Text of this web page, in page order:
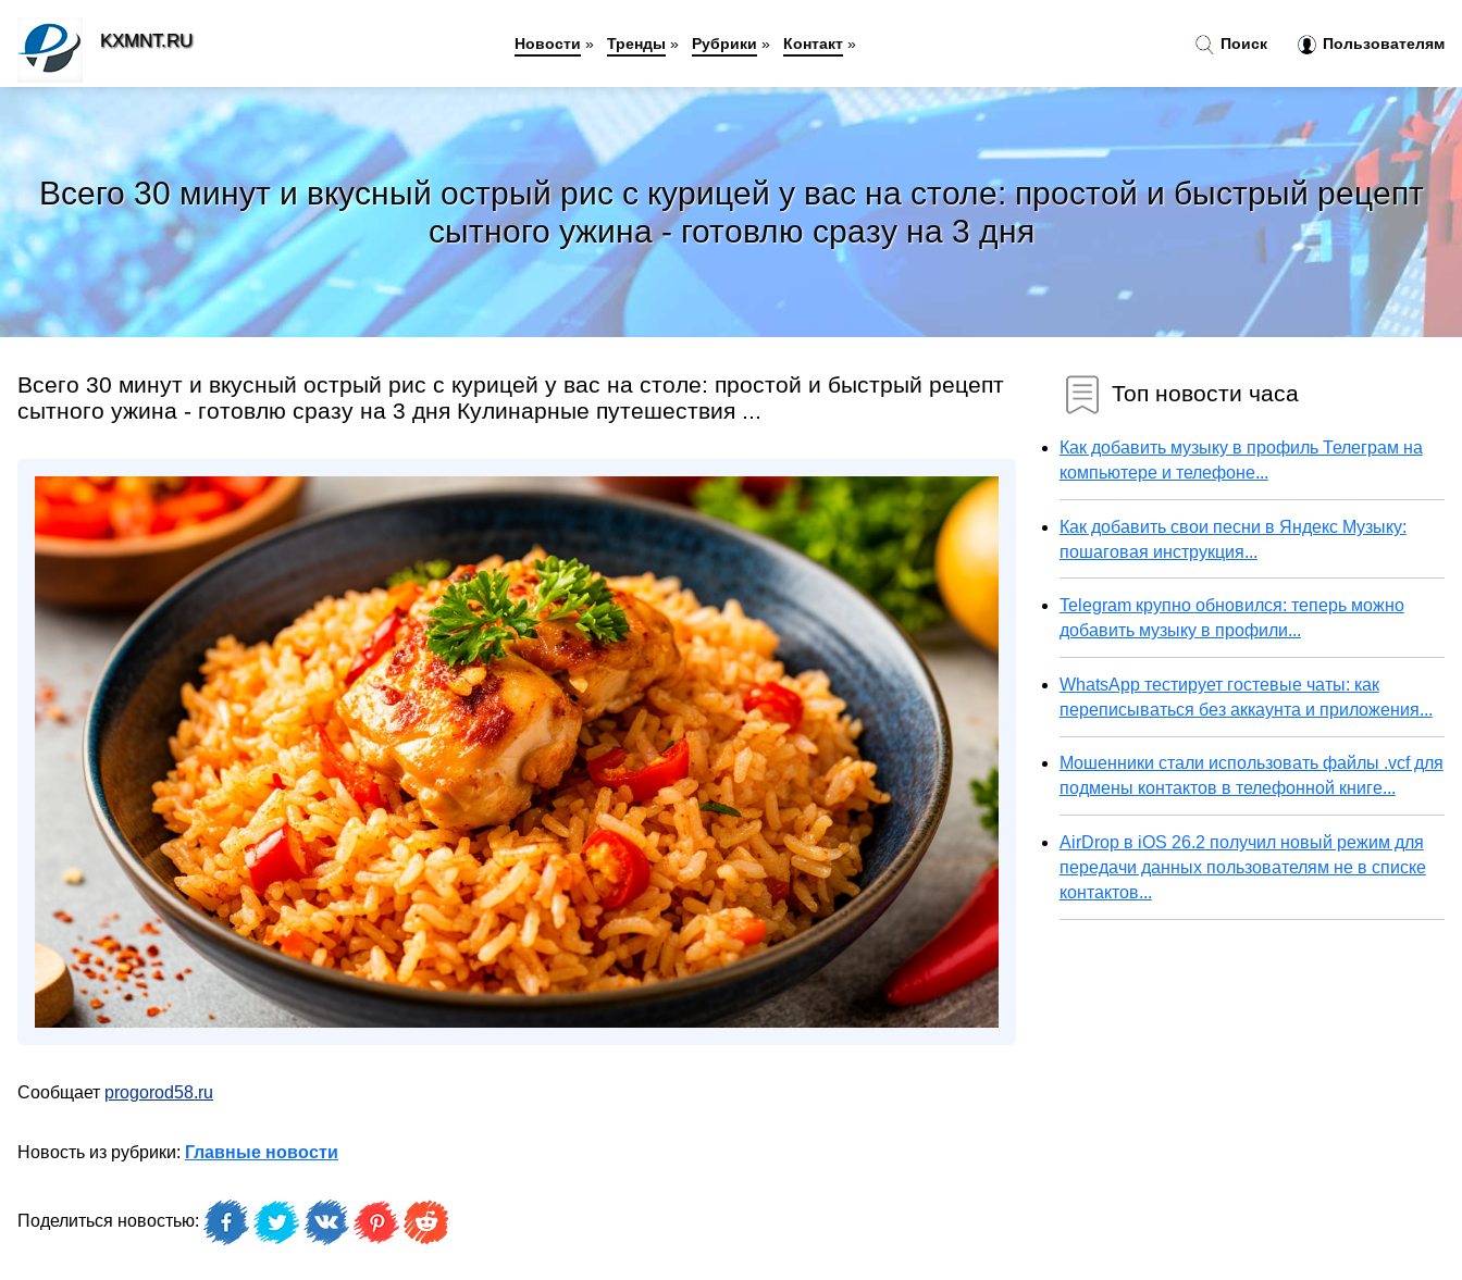
Всего 30 минут и вкусный острый рис с курицей у вас на столе: простой и быстрый рецепт
сытного ужина - готовлю сразу на 3 дня
Всего 30 минут и вкусный острый рис с курицей у вас на столе: простой и быстрый рецепт
сытного ужина - готовлю сразу на 3 дня Кулинарные путешествия ...
Сообщает progorod58.ru
Новость из рубрики: Главные новости
Поделиться новостью:
Топ новости часа
Как добавить музыку в профиль Телеграм на
компьютере и телефоне...
Как добавить свои песни в Яндекс Музыку:
пошаговая инструкция...
Telegram крупно обновился: теперь можно
добавить музыку в профили...
WhatsApp тестирует гостевые чаты: как
переписываться без аккаунта и приложения...
Мошенники стали использовать файлы .vcf для
подмены контактов в телефонной книге...
AirDrop в iOS 26.2 получил новый режим для
передачи данных пользователям не в списке
контактов...
Поиск Пользователям
KXMNT.RU Новости » Тренды » Рубрики » Контакт»